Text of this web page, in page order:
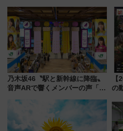
乃木坂46〝駅と新幹線に降臨〟
音声ARで響くメンバーの声「真
の